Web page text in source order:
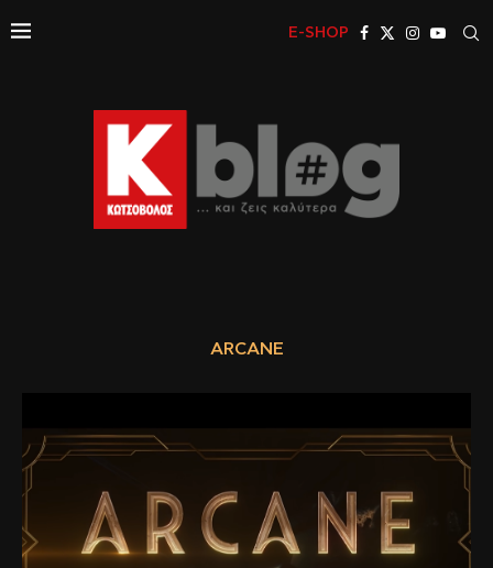
E-SHOP
ARCANE